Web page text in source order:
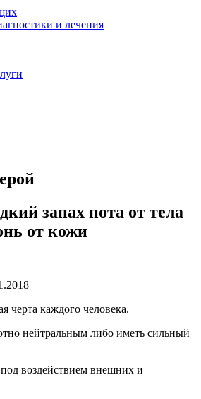
и лечения
запах пота от тела
от кожи
черта каждого человека.
нейтральным либо иметь сильный
под воздействием внешних и